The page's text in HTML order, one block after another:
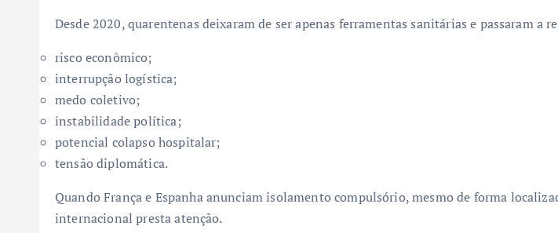
Desde 2020, quarentenas deixaram de ser apenas ferramentas sanitárias e passaram a
risco econômico;
interrupção logística;
medo coletivo;
instabilidade política;
potencial colapso hospitalar;
tensão diplomática.
Quando França e Espanha anunciam isolamento compulsório, mesmo de forma
internacional presta atenção.